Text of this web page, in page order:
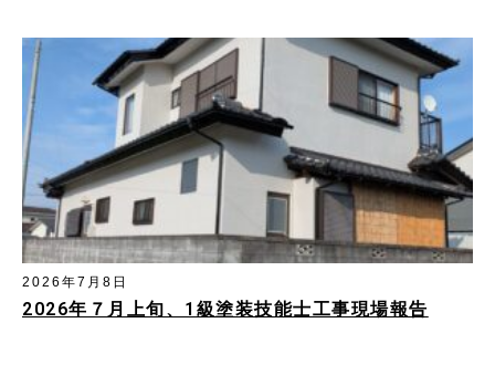
2026年７月上旬、1級塗装技能士工事現場報告
2026年7月8日